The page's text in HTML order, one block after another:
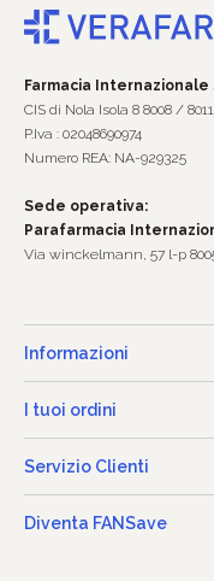
Farmacia Internazionale
CIS di Nola Isola 8 8008 /
P.Iva : 02048690974
Numero REA: NA-929325
Sede operativa:
Parafarmacia
Via winckelmann, 57 l-p
Informazioni
I tuoi ordini
Servizio Clienti
Diventa FANSave